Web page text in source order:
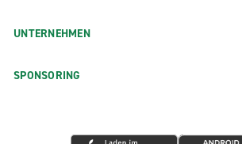
UNTERNEHMEN
SPONSORING